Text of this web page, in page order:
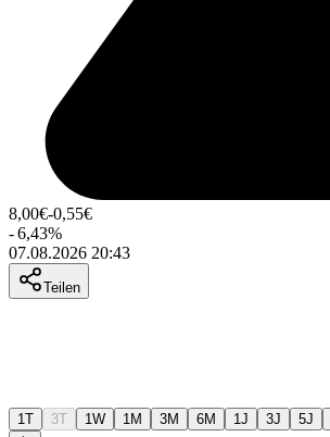
8,00€-0,55€
-6,43%
07.08.2026 20:43
Teilen
1T 3T 1W 1M 3M 6M 1J 3J 5J